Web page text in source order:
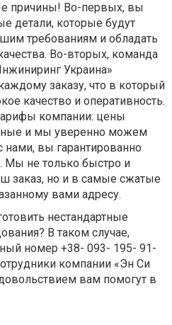
Во-первых, вы
детали, которые будут
требованиям и обладать
Во-вторых, команда
Украина»
заказу, что в который
качество и оперативность.
компании: цены
и мы уверенно можем
нами, вы гарантированно
Мы не только быстро и
заказ, но и в самые сжатые
вами адресу.
нестандартные
В таком случае,
номер +38- 093- 195- 91-
компании «Эн Си
вам помогут в